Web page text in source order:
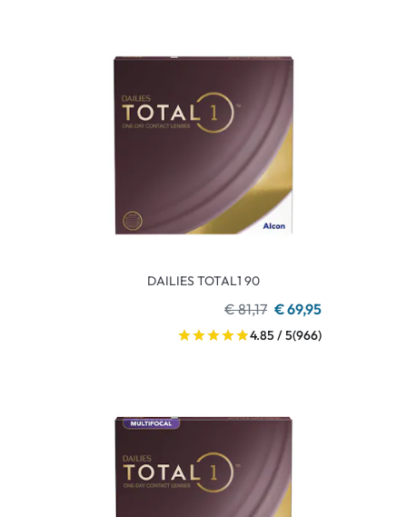
DAILIES TOTAL1 90
€ 81,17 € 69,95
4.85 / 5(966)